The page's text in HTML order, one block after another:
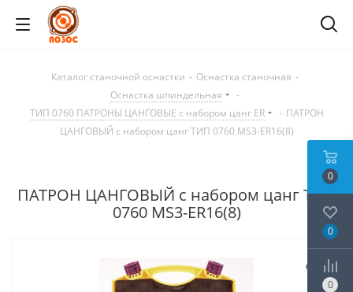
Каталог станочной оснастки - Оснастка станочная -
Оснастка шпиндельная
-
ТИП 0760 ПАТРОНЫ ЦАНГОВЫЕ с набором цанг ER
- ПАТРОН
ЦАНГОВЫЙ с набором цанг ТИП 0760 MS3-ER16(8)
ПАТРОН ЦАНГОВЫЙ с набором цанг ТИП
0760 MS3-ER16(8)
0
0
0